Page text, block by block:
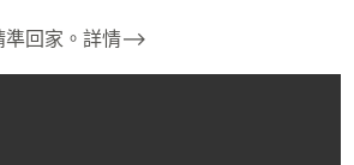
準回家。詳情–>